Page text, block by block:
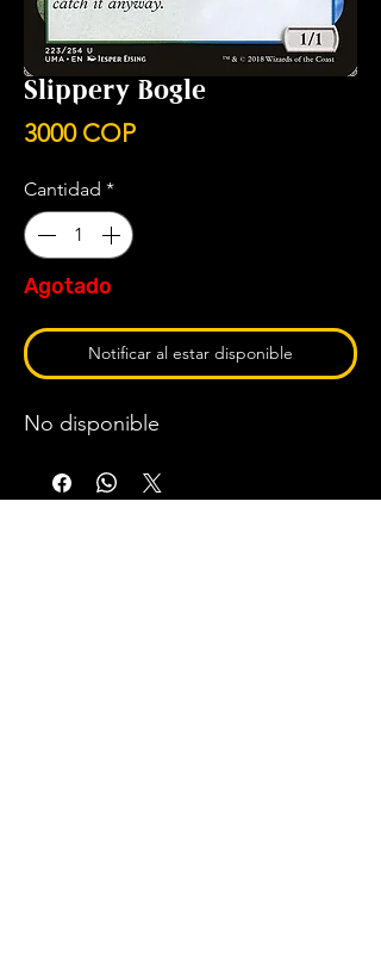
Slippery Bogle
3000 COPPrecio
Cantidad *
Agotado
Notificar al estar disponible
No disponible